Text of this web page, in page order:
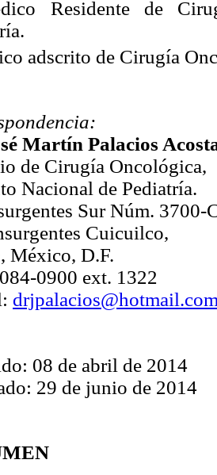
Residente de
adscrito de Cirugía
Martín Palacios
de Cirugía Oncológica,
Nacional de Pediatría.
Sur Núm. 3700-
Cuicuilco,
México, D.F.
0900 ext. 1322
08 de abril de 2014
29 de junio de 2014